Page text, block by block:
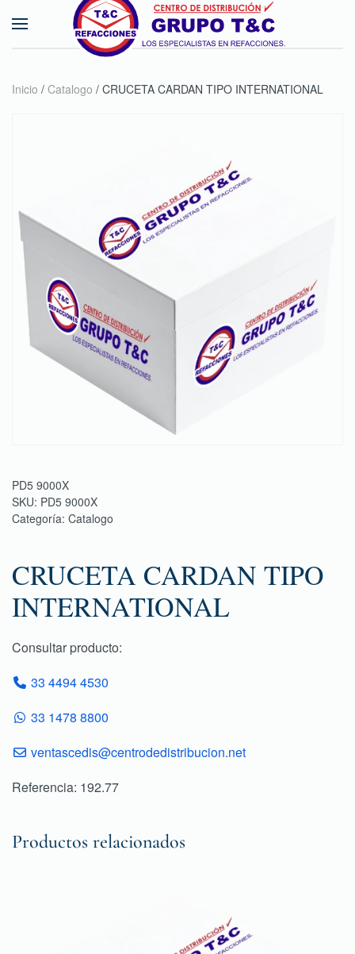
Skip to main content
Inicio / Catalogo / CRUCETA CARDAN TIPO INTERNATIONAL
PD5 9000X
SKU: PD5 9000X
Categoría: Catalogo
CRUCETA CARDAN TIPO
INTERNATIONAL
Consultar producto:
33 4494 4530
33 1478 8800
ventascedis@centrodedistribucion.net
Referencia: 192.77
Productos relacionados